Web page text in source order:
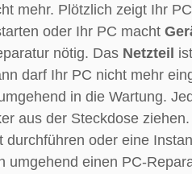
mehr. Plötzlich zeigt Ihr
oder Ihr PC macht
nötig. Das Netzteil
darf Ihr PC nicht mehr
in die Wartung.
aus der Steckdose
durchführen oder eine
umgehend einen PC-